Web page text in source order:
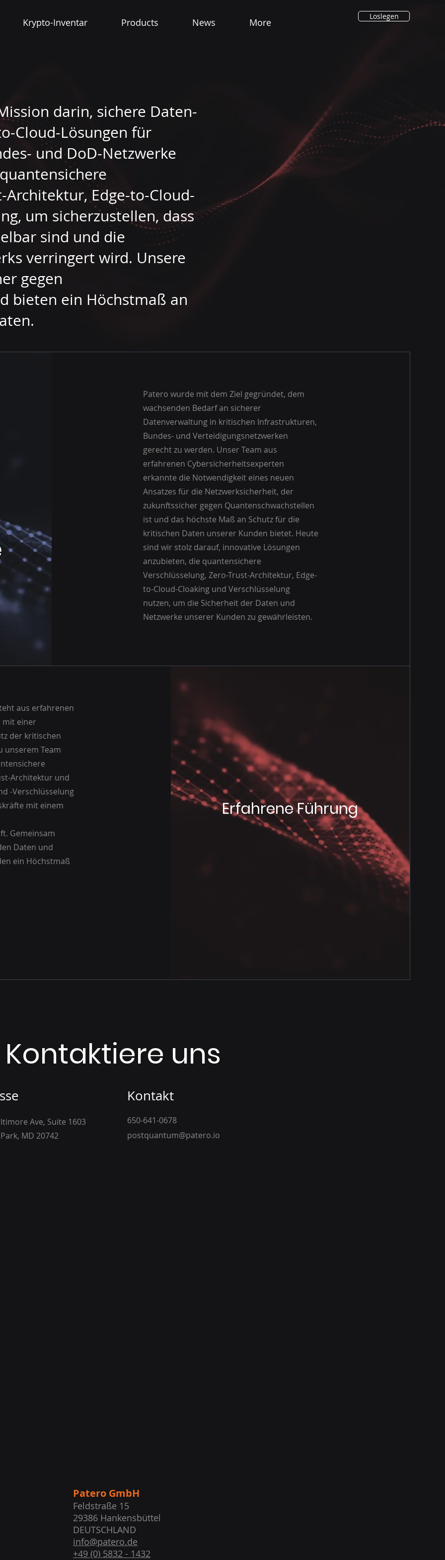
Krypto-Inventar Products News More
Loslegen
darin, sichere Daten-
Cloud-Lösungen für
und DoD-Netzwerke
Architektur, Edge-to-Cloud-
um sicherzustellen, dass
sind und die
verringert wird. Unsere
gegen
bieten ein Höchstmaß an
Patero wurde mit dem Ziel gegründet, dem
wachsenden Bedarf an sicherer
Datenverwaltung in kritischen Infrastrukturen,
Bundes- und Verteidigungsnetzwerken
gerecht zu werden. Unser Team aus
erfahrenen Cybersicherheitsexperten
erkannte die Notwendigkeit eines neuen
Ansatzes für die Netzwerksicherheit, der
zukunftssicher gegen Quantenschwachstellen
ist und das höchste Maß an Schutz für die
kritischen Daten unserer Kunden bietet. Heute
sind wir stolz darauf, innovative Lösungen
anzubieten, die quantensichere
Verschlüsselung, Zero-Trust-Architektur, Edge-
to-Cloud-Cloaking und Verschlüsselung
nutzen, um die Sicherheit der Daten und
Netzwerke unserer Kunden zu gewährleisten.
aus erfahrenen
mit einer
der kritischen
unserem Team
Architektur und
-Verschlüsselung
mit einem
Gemeinsam
Daten und
ein Höchstmaß
Erfahrene Führung
Kontaktiere uns
Ave, Suite 1603
MD 20742
Kontakt
650-641-0678
postquantum@patero.io
Patero GmbH
Feldstraße 15
29386 Hankensbüttel
DEUTSCHLAND
info@patero.de
+49 (0) 5832 - 1432